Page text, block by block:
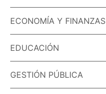
ECONOMÍA Y FINANZAS
EDUCACIÓN
GESTIÓN PÚBLICA